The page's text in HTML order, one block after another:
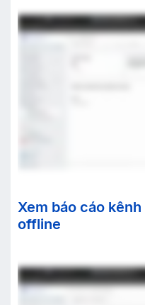
Xem báo cáo
offline